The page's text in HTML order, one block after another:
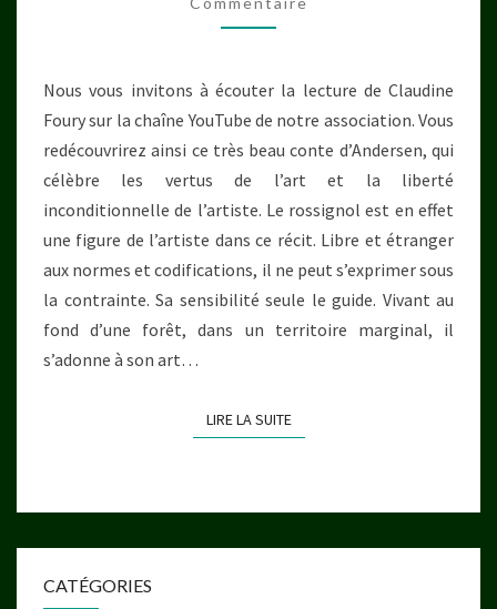
D’HANS
CHRISTIAN
Nous vous invitons à écouter la lecture de Claudine
Foury sur la chaîne YouTube de notre association. Vous
redécouvrirez ainsi ce très beau conte d’Andersen, qui
célèbre les vertus de l’art et la liberté
inconditionnelle de l’artiste. Le rossignol est en effet
une figure de l’artiste dans ce récit. Libre et étranger
aux normes et codifications, il ne peut s’exprimer sous
la contrainte. Sa sensibilité seule le guide. Vivant au
fond d’une forêt, dans un territoire marginal, il
s’adonne à son art…
LIRE LA SUITELIRE LA SUITE
CATÉGORIES